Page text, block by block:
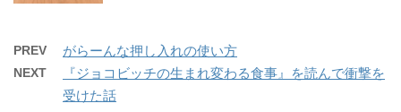
PREV がらーんな押し入れの使い方
NEXT
『ジョコビッチの生まれ変わる食事』を読んで衝撃を
受けた話